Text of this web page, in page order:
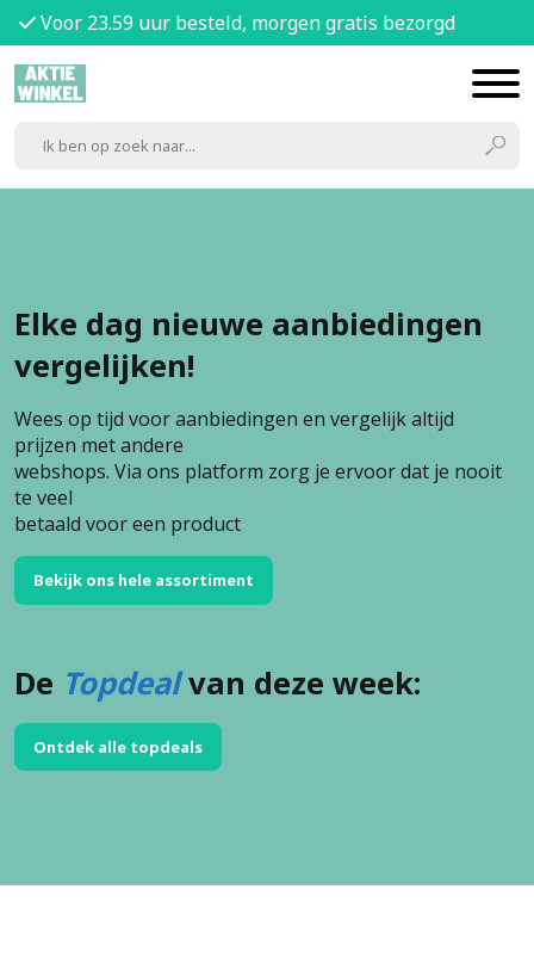
Voor 23.59 uur besteld, morgen gratis bezorgd
Elke dag nieuwe aanbiedingen
vergelijken!
Wees op tijd voor aanbiedingen en vergelijk altijd
prijzen met andere
webshops. Via ons platform zorg je ervoor dat je nooit
te veel
betaald voor een product
Bekijk ons hele assortiment
De Topdealvan deze week:
Ontdek alle topdeals